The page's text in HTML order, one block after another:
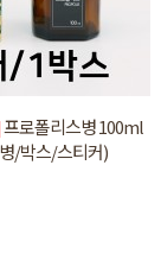
프로폴리스병 100ml
/박스/스티커)